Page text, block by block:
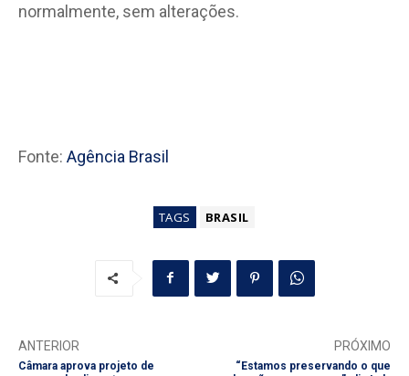
normalmente, sem alterações.
Fonte: Agência Brasil
TAGS BRASIL
ANTERIOR
Câmara aprova projeto de
PRÓXIMO
“Estamos preservando o que